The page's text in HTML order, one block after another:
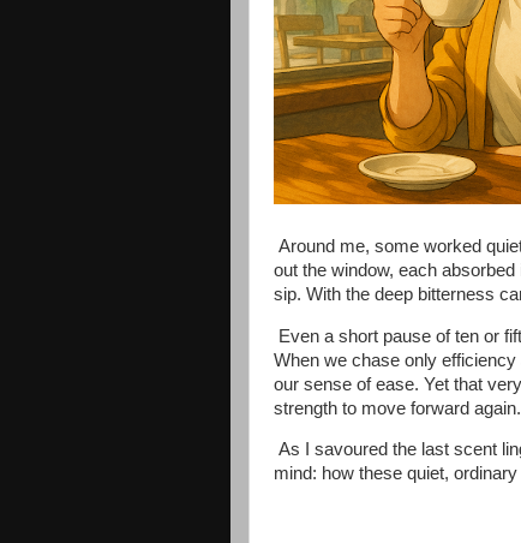
Around me, some worked
out the window, each
sip. With the deep bitterness
Even a short pause of ten or
When we chase only
our sense of ease. Yet that
strength to move forward again.
As I savoured the last scent
mind: how these quiet,